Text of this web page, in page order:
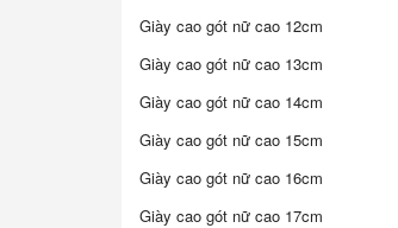
Giày cao gót nữ cao 12cm
Giày cao gót nữ cao 13cm
Giày cao gót nữ cao 14cm
Giày cao gót nữ cao 15cm
Giày cao gót nữ cao 16cm
Giày cao gót nữ cao 17cm